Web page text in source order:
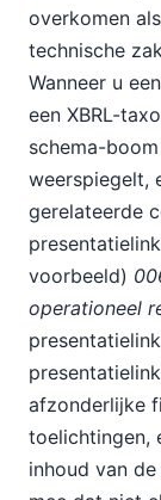
overkomen
technische
Wanneer u
een XBRL-
schema-
weerspiegelt,
gerelateerde
voorbeeld)
operationeel
afzonderlijke
toelichtingen,
inhoud van